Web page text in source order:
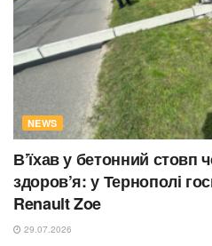
NEWS
В’їхав у бетонний стовп
здоров’я: у Тернополі
Renault Zoe
29.07.2026